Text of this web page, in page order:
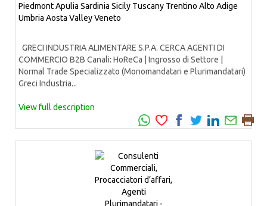
PiedmontApulia Sardinia Sicily Tuscany Trentino Alto Adige
Umbria Aosta ValleyVeneto
GRECI INDUSTRIA ALIMENTARE S.P.A. CERCA AGENTI DI
COMMERCIO B2B Canali: HoReCa | Ingrosso di Settore |
Normal Trade Specializzato (Monomandatari e Plurimandatari)
Greci Industria...
View full description